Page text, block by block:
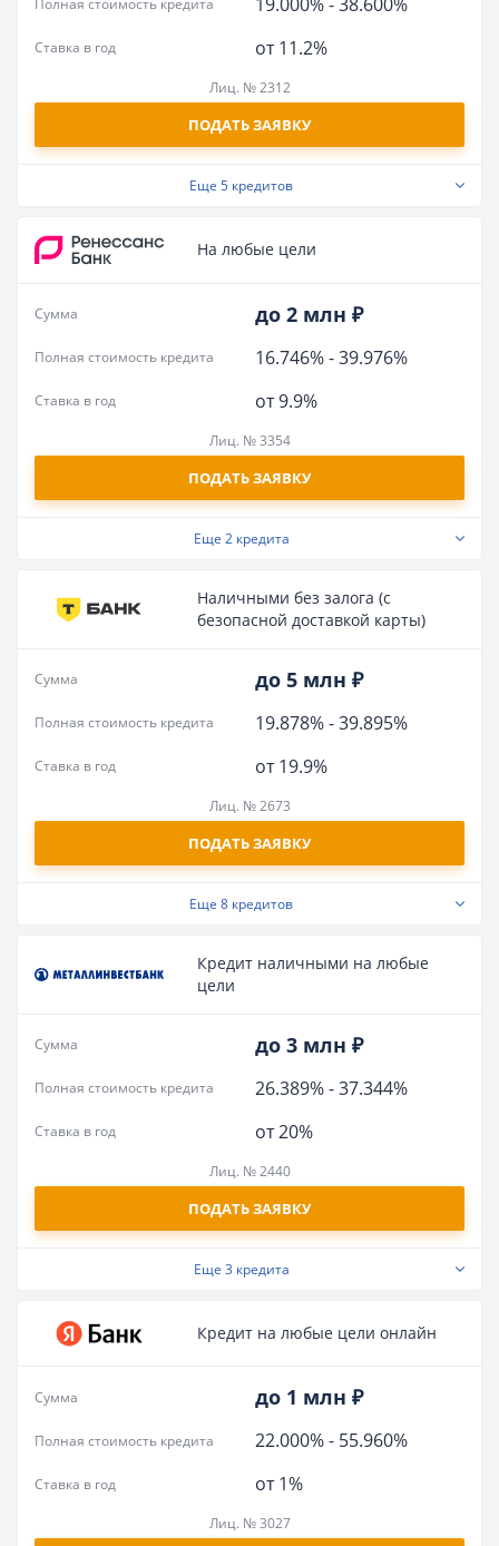
Полная стоимость кредита
от 11.2%
Ставка в год
Лиц. № 2312
ПОДАТЬ ЗАЯВКУ
Еще 5 кредитов
На любые цели
до 2 млн ₽
Сумма
16.746%-39.976%
Полная стоимость кредита
от 9.9%
Ставка в год
Лиц. № 3354
ПОДАТЬ ЗАЯВКУ
Еще 2 кредита
Наличными без залога (с
безопасной доставкой карты)
до 5 млн ₽
Сумма
19.878%-39.895%
Полная стоимость кредита
от 19.9%
Ставка в год
Лиц. № 2673
ПОДАТЬ ЗАЯВКУ
Еще 8 кредитов
Кредит наличными на любые
цели
до 3 млн ₽
Сумма
26.389%-37.344%
Полная стоимость кредита
от 20%
Ставка в год
Лиц. № 2440
ПОДАТЬ ЗАЯВКУ
Еще 3 кредита
Кредит на любые цели онлайн
до 1 млн ₽
Сумма
22.000%- 55.960%
Полная стоимость кредита
от 1%
Ставка в год
Лиц. № 3027